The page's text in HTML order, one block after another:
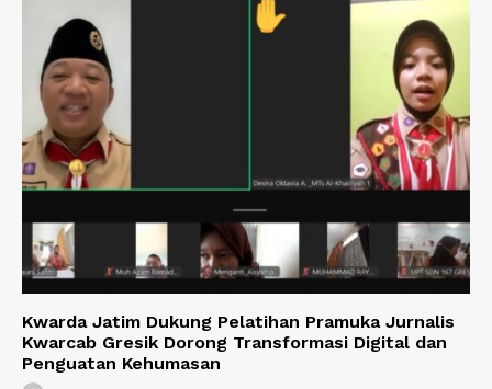
Kwarda Jatim Dukung Pelatihan Pramuka Jurnalis
Kwarcab Gresik Dorong Transformasi Digital dan
Penguatan Kehumasan